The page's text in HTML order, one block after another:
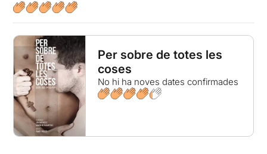
Per sobre de totes les
coses
No hi ha noves dates confirmades